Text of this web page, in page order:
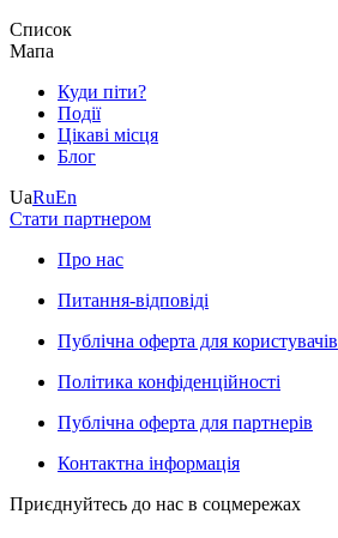
Список
Мапа
Куди піти?
Події
Цікаві місця
Блог
UaRuEn
Стати партнером
Про нас
Питання-відповіді
Публічна оферта для користувачів
Політика конфіденційності
Публічна оферта для партнерів
Контактна інформація
Приєднуйтесь до нас в соцмережах